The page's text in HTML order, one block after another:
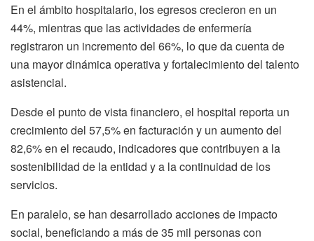
En el ámbito hospitalario, los egresos crecieron en un
44%, mientras que las actividades de enfermería
registraron un incremento del 66%, lo que da cuenta de
una mayor dinámica operativa y fortalecimiento del talento
asistencial.
Desde el punto de vista financiero, el hospital reporta un
crecimiento del 57,5% en facturación y un aumento del
82,6% en el recaudo, indicadores que contribuyen a la
sostenibilidad de la entidad y a la continuidad de los
servicios.
En paralelo, se han desarrollado acciones de impacto
social, beneficiando a más de 35 mil personas con